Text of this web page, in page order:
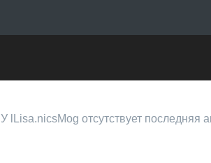
У lLisa.nicsMog отсутствует последняя